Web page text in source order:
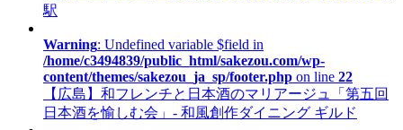
駅
Warning: Undefined variable $field in
/home/c3494839/public_html/sakezou.com/wp-
content/themes/sakezou_ja_sp/footer.php on line 22
【広島】和フレンチと日本酒のマリアージュ「第五回
日本酒を愉しむ会」- 和風創作ダイニング ギルド